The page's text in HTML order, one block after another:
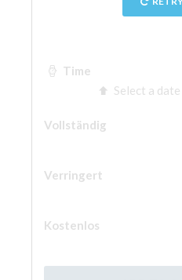
Vasari Corridor
Santa Croce
Jetzt buchen